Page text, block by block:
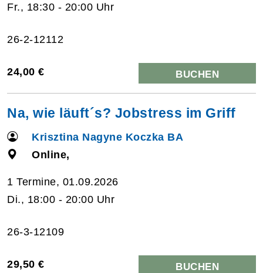
Fr., 18:30 - 20:00 Uhr
26-2-12112
24,00 € BUCHEN
Na, wie läuft´s? Jobstress im Griff
Krisztina Nagyne Koczka BA
Online,
1 Termine, 01.09.2026
Di., 18:00 - 20:00 Uhr
26-3-12109
29,50 € BUCHEN